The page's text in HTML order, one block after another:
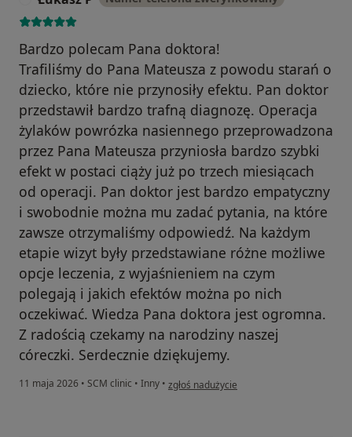
Bardzo polecam Pana doktora!
Trafiliśmy do Pana Mateusza z powodu starań o
dziecko, które nie przynosiły efektu. Pan doktor
przedstawił bardzo trafną diagnozę. Operacja
żylaków powrózka nasiennego przeprowadzona
przez Pana Mateusza przyniosła bardzo szybki
efekt w postaci ciąży już po trzech miesiącach
od operacji. Pan doktor jest bardzo empatyczny
i swobodnie można mu zadać pytania, na które
zawsze otrzymaliśmy odpowiedź. Na każdym
etapie wizyt były przedstawiane różne możliwe
opcje leczenia, z wyjaśnieniem na czym
polegają i jakich efektów można po nich
oczekiwać. Wiedza Pana doktora jest ogromna.
Z radością czekamy na narodziny naszej
córeczki. Serdecznie dziękujemy.
11 maja 2026 • SCM clinic • Inny • w opinii użytkownika Łukasz P
zgłoś nadużycie